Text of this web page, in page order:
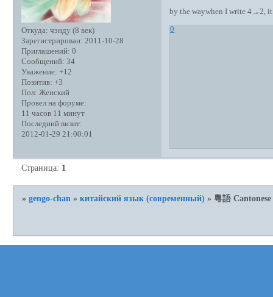
Откуда: чэнду (8 век)
Зарегистрирован: 2011-10-28
Приглашений: 0
Сообщений: 34
Уважение: +12
Позитив: +3
Пол: Женский
Провел на форуме:
11 часов 11 минут
Последний визит:
2012-01-29 21:00:01
by the waywhen I write 4→2,
0
Страница: 1
»gengo-chan »китайский язык (современный) »粵語 Cantonese